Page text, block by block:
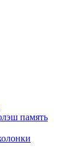
память